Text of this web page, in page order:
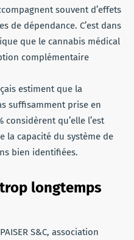
souvent d’effets
de dépendance. C’est dans
que le cannabis médical
complémentaire
estiment que la
suffisamment prise en
considèrent qu’elle l’est
la capacité du système de
bien identifiées.
longtemps
S&C, association